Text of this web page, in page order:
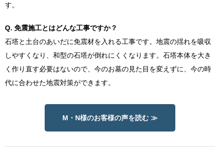
す。
Q. 免震施工とはどんな工事ですか？
石塔と土台のあいだに免震材を入れる工事です。地震の揺れを吸収
しやすくなり、和型の石塔が倒れにくくなります。石塔本体を大き
く作り直す必要はないので、今のお墓の見た目を変えずに、今の時
代に合わせた地震対策ができます。
M・N様のお客様の声を読む ≫